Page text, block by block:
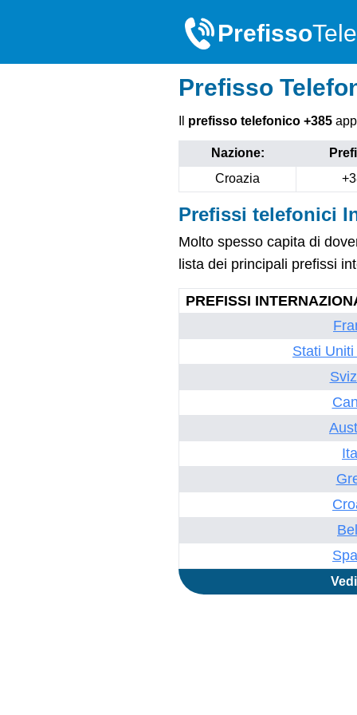
Prefisso
Prefisso
prefisso telefonico +385
Nazione:
Croazia
Prefissi telefonici
Molto spesso capita di
lista dei principali prefissi
PREFISSI
Stati Uniti